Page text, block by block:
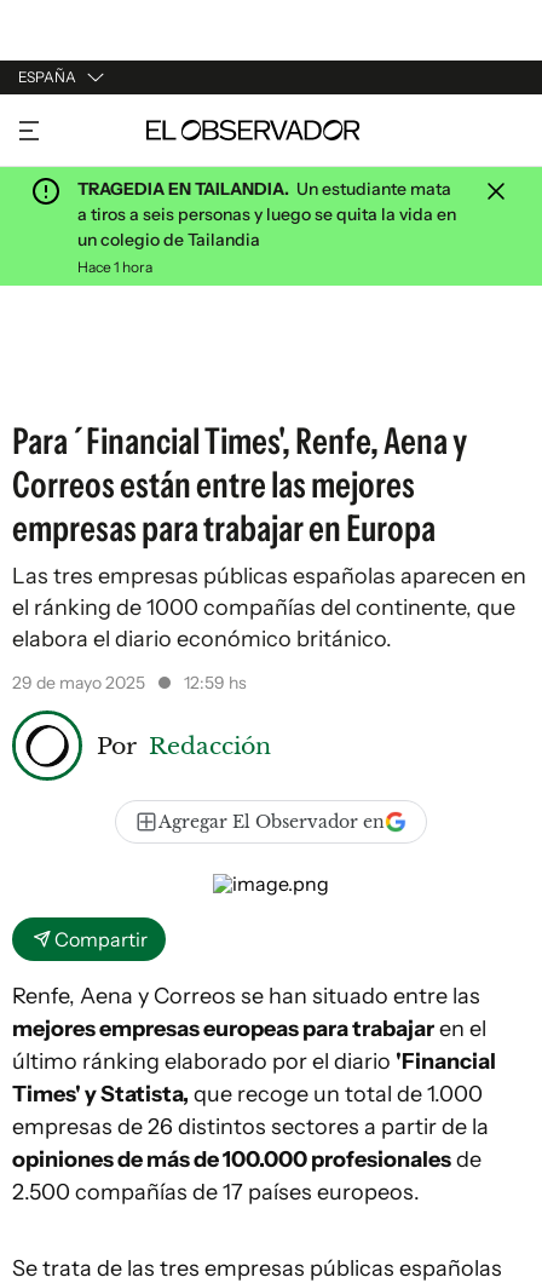
ESPAÑA
URUGUAY
ARGENTINA
ESPAÑA
ESTADOS UNIDOS
TRAGEDIA EN TAILANDIA. Un estudiante mata
a tiros a seis personas y luego se quita la vida en
un colegio de Tailandia
Hace 1 hora
Para ´Financial Times', Renfe, Aena y
Correos están entre las mejores
empresas para trabajar en Europa
Las tres empresas públicas españolas aparecen en
el ránking de 1000 compañías del continente, que
elabora el diario económico británico.
29 de mayo 2025 12:59 hs
Por Redacción
Agregar El Observador en
Compartir
Renfe, Aena y Correos se han situado entre las
mejores empresas europeas para trabajaren el
último ránking elaborado por el diario 'Financial
Times' y Statista, que recoge un total de 1.000
empresas de 26 distintos sectores a partir de la
opiniones de más de 100.000 profesionalesde
2.500 compañías de 17 países europeos.
Se trata de las tres empresas públicas españolas